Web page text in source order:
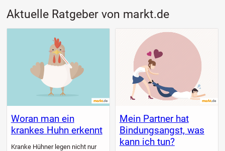
Aktuelle Ratgeber von markt.de
Woran man ein
krankes Huhn erkennt
Kranke Hühner legen nicht nur
Mein Partner hat
Bindungsangst, was
kann ich tun?